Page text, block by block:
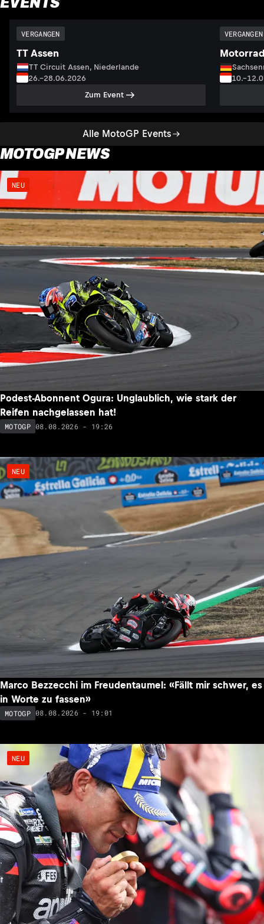
Alle MotoGP Events
VERGANGEN
TT Assen
TT Circuit Assen, Niederlande
26.–28.06.2026
Zum Event
VERGANGEN
MOTOGP NEWS
NEU
Podest-Abonnent Ogura: Unglaublich, wie stark der
Reifen nachgelassen hat!
MOTOGP 08.08.2026 - 19:26
NEU
Marco Bezzecchi im Freudentaumel: «Fällt mir schwer, es
in Worte zu fassen»
MOTOGP 08.08.2026 - 19:01
NEU